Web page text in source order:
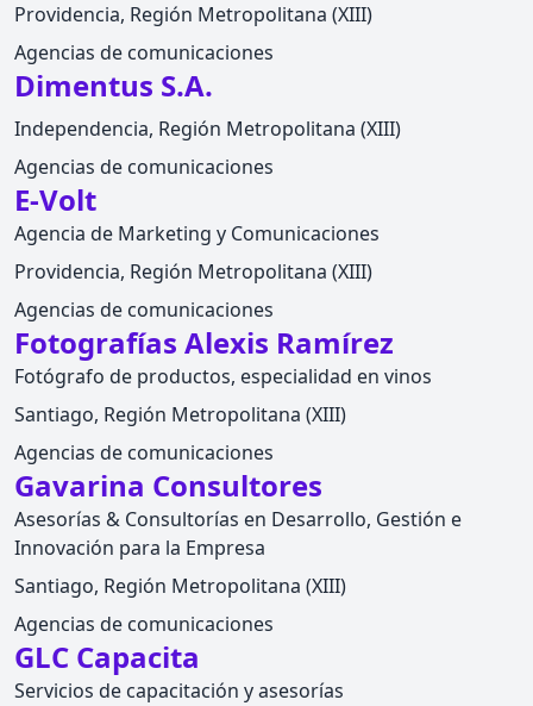
Providencia, Región Metropolitana (XIII)
Agencias de comunicaciones
Dimentus S.A.
Independencia, Región Metropolitana (XIII)
Agencias de comunicaciones
E-Volt
Agencia de Marketing y Comunicaciones
Providencia, Región Metropolitana (XIII)
Agencias de comunicaciones
Fotografías Alexis Ramírez
Fotógrafo de productos, especialidad en vinos
Santiago, Región Metropolitana (XIII)
Agencias de comunicaciones
Gavarina Consultores
Asesorías & Consultorías en Desarrollo, Gestión e
Innovación para la Empresa
Santiago, Región Metropolitana (XIII)
Agencias de comunicaciones
GLC Capacita
Servicios de capacitación y asesorías